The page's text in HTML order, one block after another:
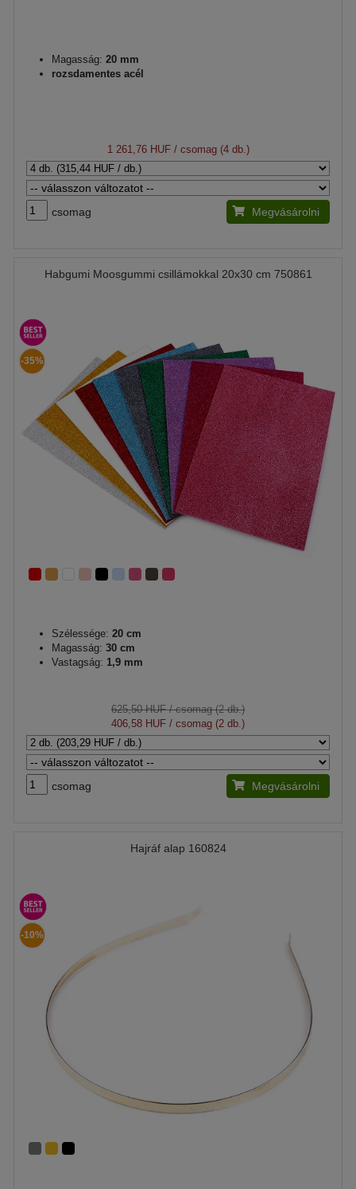
Magasság: 20 mm
rozsdamentes acél
1 261,76 HUF/ csomag (4 db.)
csomag Megvásárolni
Habgumi Moosgummi csillámokkal 20x30 cm 750861
-35%
Szélessége: 20 cm
Magasság: 30 cm
Vastagság: 1,9 mm
625,50 HUF/ csomag (2 db.)
406,58 HUF / csomag (2 db.)
csomag Megvásárolni
Hajráf alap 160824
-10%